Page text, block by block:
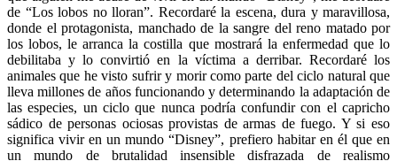
de “Los lobos no lloran”. Recordaré la escena, dura y maravillosa,
donde el protagonista, manchado de la sangre del reno matado por
los lobos, le arranca la costilla que mostrará la enfermedad que lo
debilitaba y lo convirtió en la víctima a derribar. Recordaré los
animales que he visto sufrir y morir como parte del ciclo natural que
lleva millones de años funcionando y determinando la adaptación de
las especies, un ciclo que nunca podría confundir con el capricho
sádico de personas ociosas provistas de armas de fuego. Y si eso
significa vivir en un mundo “Disney”, prefiero habitar en él que en
un mundo de brutalidad insensible disfrazada de realismo